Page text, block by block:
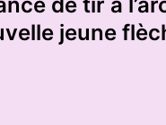
jeune